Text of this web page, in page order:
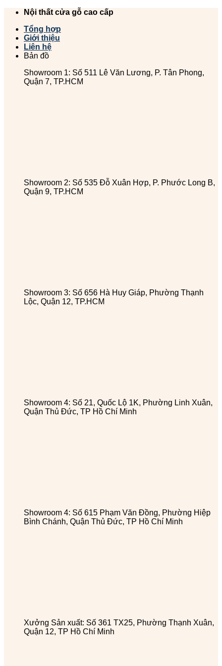
Chuyển
dung
Nội thất cửa gỗ cao cấp
Tổng hợp
Giới thiệu
Liên hệ
Bản đồ
Showroom 1: Số 511 Lê Văn Lương, P. Tân Phong,
Quận 7, TP.HCM
Showroom 2: Số 535 Đỗ Xuân Hợp, P. Phước Long B,
Quận 9, TP.HCM
Showroom 3: Số 656 Hà Huy Giáp, Phường Thạnh
Lộc, Quận 12, TP.HCM
Showroom 4: Số 21, Quốc Lộ 1K, Phường Linh Xuân,
Quận Thủ Đức, TP Hồ Chí Minh
Showroom 4: Số 615 Phạm Văn Đồng, Phường Hiệp
Bình Chánh, Quận Thủ Đức, TP Hồ Chí Minh
Xưởng Sản xuất: Số 361 TX25, Phường Thạnh Xuân,
Quận 12, TP Hồ Chí Minh